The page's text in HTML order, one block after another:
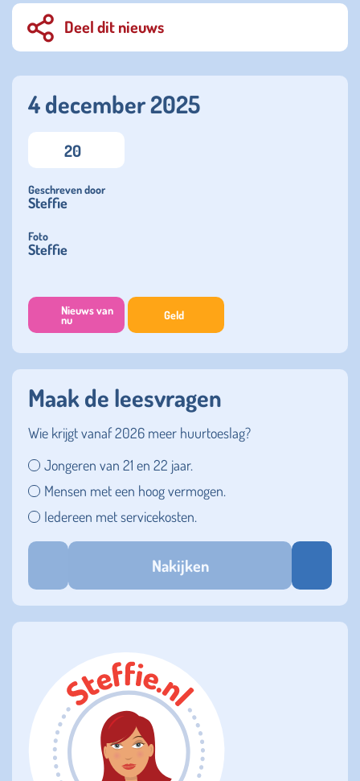
Deel dit nieuws
4 december 2025
20
Geschreven door
Steffie
Foto
Steffie
Nieuws van
nu Geld
Maak de leesvragen
Wie krijgt vanaf 2026 meer huurtoeslag?
Jongeren van 21 en 22 jaar.
Mensen met een hoog vermogen.
Iedereen met servicekosten.
Nakijken